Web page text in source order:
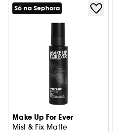
Só na Sephora
Make Up For Ever
Mist & Fix Matte